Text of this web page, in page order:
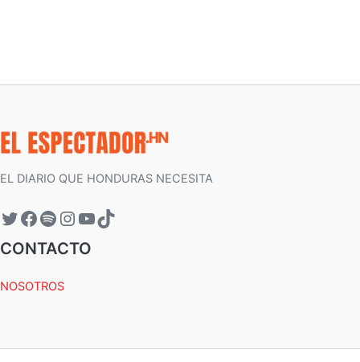
EL DIARIO QUE HONDURAS NECESITA
CONTACTO
NOSOTROS